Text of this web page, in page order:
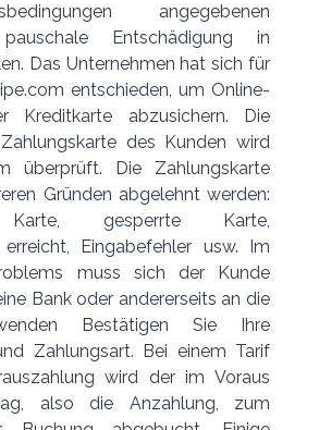
angegebenen
Entschädigung in
Das Unternehmen hat sich für
entschieden, um Online-
Kreditkarte abzusichern. Die
des Kunden wird
überprüft. Die Zahlungskarte
Gründen abgelehnt werden:
Karte, gesperrte Karte,
Eingabefehler usw. Im
muss sich der Kunde
Bank oder andererseits an die
Bestätigen Sie Ihre
Zahlungsart. Bei einem Tarif
wird der im Voraus
also die Anzahlung, zum